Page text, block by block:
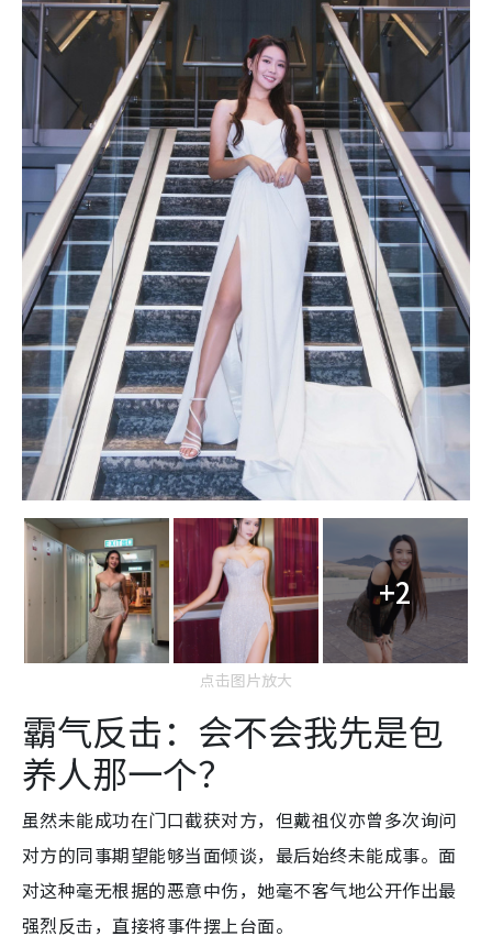
+2
点击图片放大
霸气反击：会不会我先是包
养人那一个？
虽然未能成功在门口截获对方，但戴祖仪亦曾多次询问
对方的同事期望能够当面倾谈，最后始终未能成事。面
对这种毫无根据的恶意中伤，她毫不客气地公开作出最
强烈反击，直接将事件摆上台面。